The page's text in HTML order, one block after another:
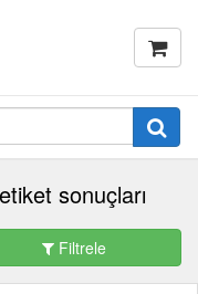
sonuçları
Filtrele